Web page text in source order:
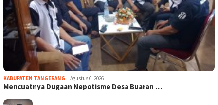
KABUPATEN TANGERANG Agustus 6, 2026
Mencuatnya Dugaan Nepotisme Desa Buaran …